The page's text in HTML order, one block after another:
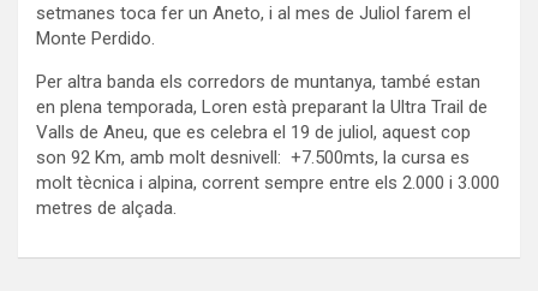
setmanes toca fer un Aneto, i al mes de Juliol farem el
Monte Perdido.
Per altra banda els corredors de muntanya, també estan
en plena temporada, Loren està preparant la Ultra Trail de
Valls de Aneu, que es celebra el 19 de juliol, aquest cop
son 92 Km, amb molt desnivell: +7.500mts, la cursa es
molt tècnica i alpina, corrent sempre entre els 2.000 i 3.000
metres de alçada.